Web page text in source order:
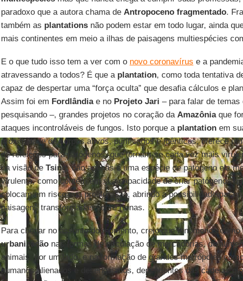
paradoxo que a autora chama de Antropoceno fragmentado.
também as plantationsnão podem estar em todo lugar, ainda
mais continentes em meio a ilhas de paisagens multiespécies
E o que tudo isso tem a ver com o novo coronavírus e a
atravessando a todos? É que a plantation, como toda tentativa
capaz de despertar uma “força oculta” que desafia cálculos e
Assim foi em Fordlândiae no Projeto Jari – para falar de temas
pesquisando –, grandes projetos no coração da Amazôniaque
ataques incontroláveis de fungos. Isto porque a plantationem
proximidade de corpos ativos, purificados e idênticos, oferece
de refeições para patógenos, que tornam-se cada vez mais
na visão de Tsing, não apenas é uma espécie de patógeno ela
virulenta, como contém em si a capacidade de criar patógenos
colocam em risco sua proliferação, abrindo a possibilidade para
paisagens transformadas sobre ruínas.
Para chegar no assunto do momento, creio que fenômenos
urbanizaçãonas formas de circulação de mercadorias, de
animais, por um lado, e na formação de grandes metrópoles
humanos alienados e desengajados, dependentes das cadeias